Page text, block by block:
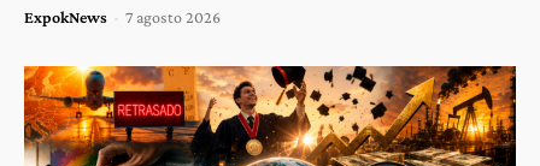
ExpokNews - 7 agosto 2026